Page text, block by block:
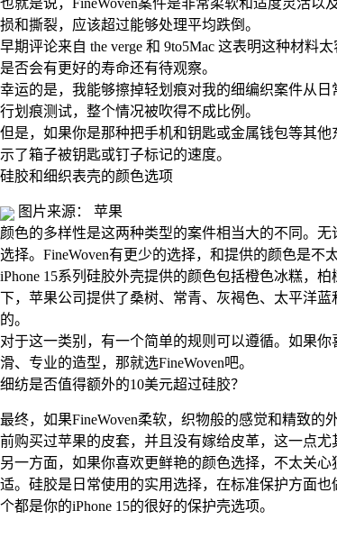
也就是说，FineWoven案件是非常柔软和适度灵活以
损和撕裂，应该超过能够处理平均跌倒。
早期评论来自 the verge 和 9to5Mac 这表明这种材料
是否会有更好的寿命还有待观察。​​​​​​
幸运的是，我能够擦掉轻划痕对我的细编织案件从
行划痕测试，整个情况被吹得不成比例。
但是，如果你是那种把手机和钥匙或金属钱包等其他
示了箱子被钥匙或钉子标记的速度。
硅胶和细织表壳的颜色选项
图片来源： 苹果
颜色的多样性是这两种类型的案件相当大的不同。
选择。FineWoven有更少的选择，和提供的颜色是不
iPhone 15系列硅胶外壳提供的颜色包括橙色冰糕，
下，苹果公司提供了桑树、常青、灰褐色、太平洋
的。
对于这一类别，有一个简单的规则可以遵循。如果
滑、专业的造型，那就选FineWoven吧。
细纺是否值得额外的10美元超过硅胶？
最终，如果FineWoven柔软，织物般的感觉和精致
前购买过苹果的皮套，并且没有嫁给皮革，这一点尤
另一方面，如果你喜欢更鲜艳的颜色选择，不太关
适。硅胶是日常使用的实用选择，在标准保护方面
个都是你的iPhone 15的很好的保护壳选项。